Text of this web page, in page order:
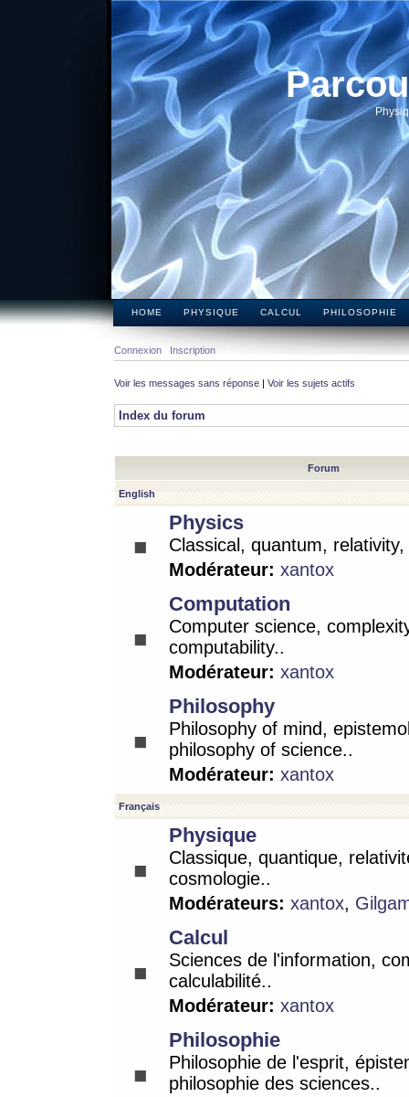
HOME PHYSIQUE CALCUL PHILOSOPHIE
Connexion Inscription
Voir les messages sans réponse | Voir les sujets actifs
Index du forum
Forum
English
Physics
Classical, quantum,
Modérateur: xantox
Computation
Computer science,
computability..
Modérateur: xantox
Philosophy
Philosophy of mind,
philosophy of science..
Modérateur: xantox
Français
Physique
Classique, quantique,
cosmologie..
Modérateurs: xantox,
Calcul
Sciences de l'information,
calculabilité..
Modérateur: xantox
Philosophie
Philosophie de l'esprit,
philosophie des sciences..